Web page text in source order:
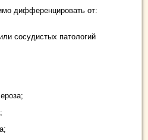
дифференцировать от:
сосудистых патологий